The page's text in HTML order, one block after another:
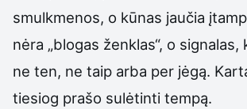
smulkmenos, o kūnas jaučia
nėra „blogas ženklas“, o
ne ten, ne taip arba per jėgą.
tiesiog prašo sulėtinti tempą.